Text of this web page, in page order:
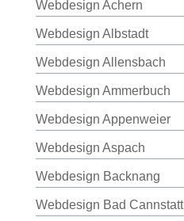
Webdesign Achern
Webdesign Albstadt
Webdesign Allensbach
Webdesign Ammerbuch
Webdesign Appenweier
Webdesign Aspach
Webdesign Backnang
Webdesign Bad Cannstatt